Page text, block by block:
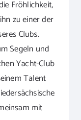
Fröhlichkeit,
zu einer der
Clubs.
Segeln und
Yacht-Club
Talent
mit